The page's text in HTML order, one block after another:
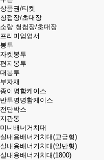
상품권/티켓
청접장/초대장
소량 청첩장/초대장
프리미엄엽서
봉투
자켓봉투
편지봉투
대봉투
부자재
종이명함케이스
반투명명함케이스
전단박스
지관통
미니배너거치대
실내용배너거치대(고급형)
실내용배너거치대(일반형)
실내용배너거치대(1800)